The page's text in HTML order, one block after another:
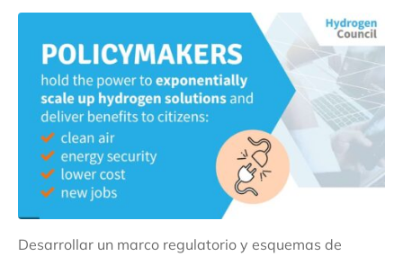
Desarrollar un marco regulatorio y esquemas de